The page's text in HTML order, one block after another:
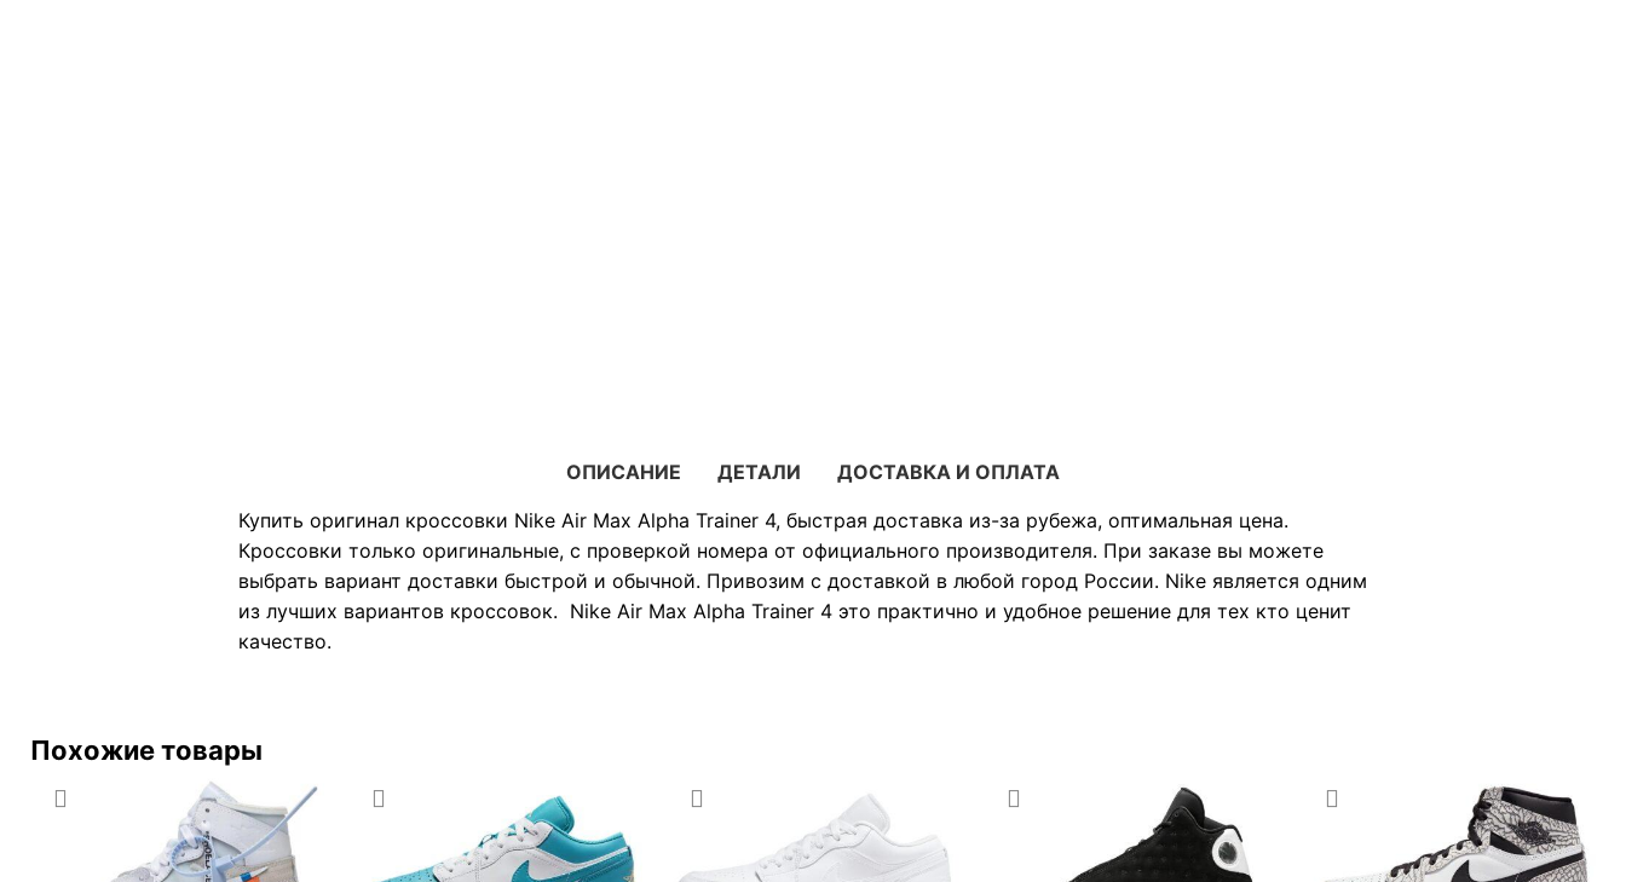
ОПИСАНИЕ ДЕТАЛИ
ДОСТАВКА И ОПЛАТА
Купить оригинал кроссовки Nike Air Max Alpha Trainer 4, быстрая доставка из-за рубежа, оптимальная цена.
Кроссовки только оригинальные, с проверкой номера от официального производителя. При заказе вы можете
выбрать вариант доставки быстрой и обычной. Привозим с доставкой в любой город России. Nike является одним
из лучших вариантов кроссовок. Nike Air Max Alpha Trainer 4 это практично и удобное решение для тех кто ценит
качество.
Похожие товары